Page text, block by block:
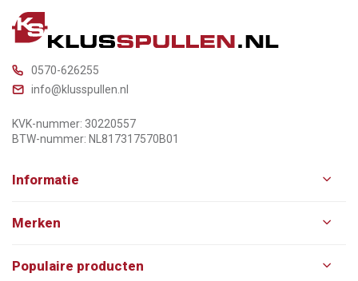
0570-626255
info@klusspullen.nl
KVK-nummer: 30220557
BTW-nummer: NL817317570B01
Informatie
Merken
Populaire producten